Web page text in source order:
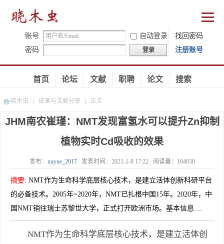
账号 自动登录
找回密码
密码
登录 注册账号
首页 论坛 文献 职聘 论文 搜索
晓木虫 成果与文献分享
»
正文
JHM南农崔瑾：NMT发现富氢水可以提升Zn抑制
植物实时Cd吸收的效果
发布： xuyue_2017 发表时间： 2021-1-8 17:22 阅读量： 104650
摘要: NMT作为生命科学底层核心技术，是建立活体创新科研平台
的必备技术。2005年~2020年，NMT已扎根中国15年。2020年，中
国NMT销往瑞士苏黎世大学，正式打开欧洲市场。基本信息 ...
NMT作为生命科学底层核心技术，是建立活体创